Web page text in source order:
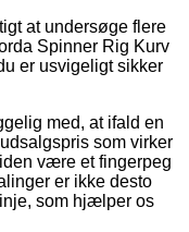
at undersøge flere
Spinner Rig Kurv
er usvigeligt sikker
med, at ifald en
som virker
være et fingerpeg
er ikke desto
som hjælper os